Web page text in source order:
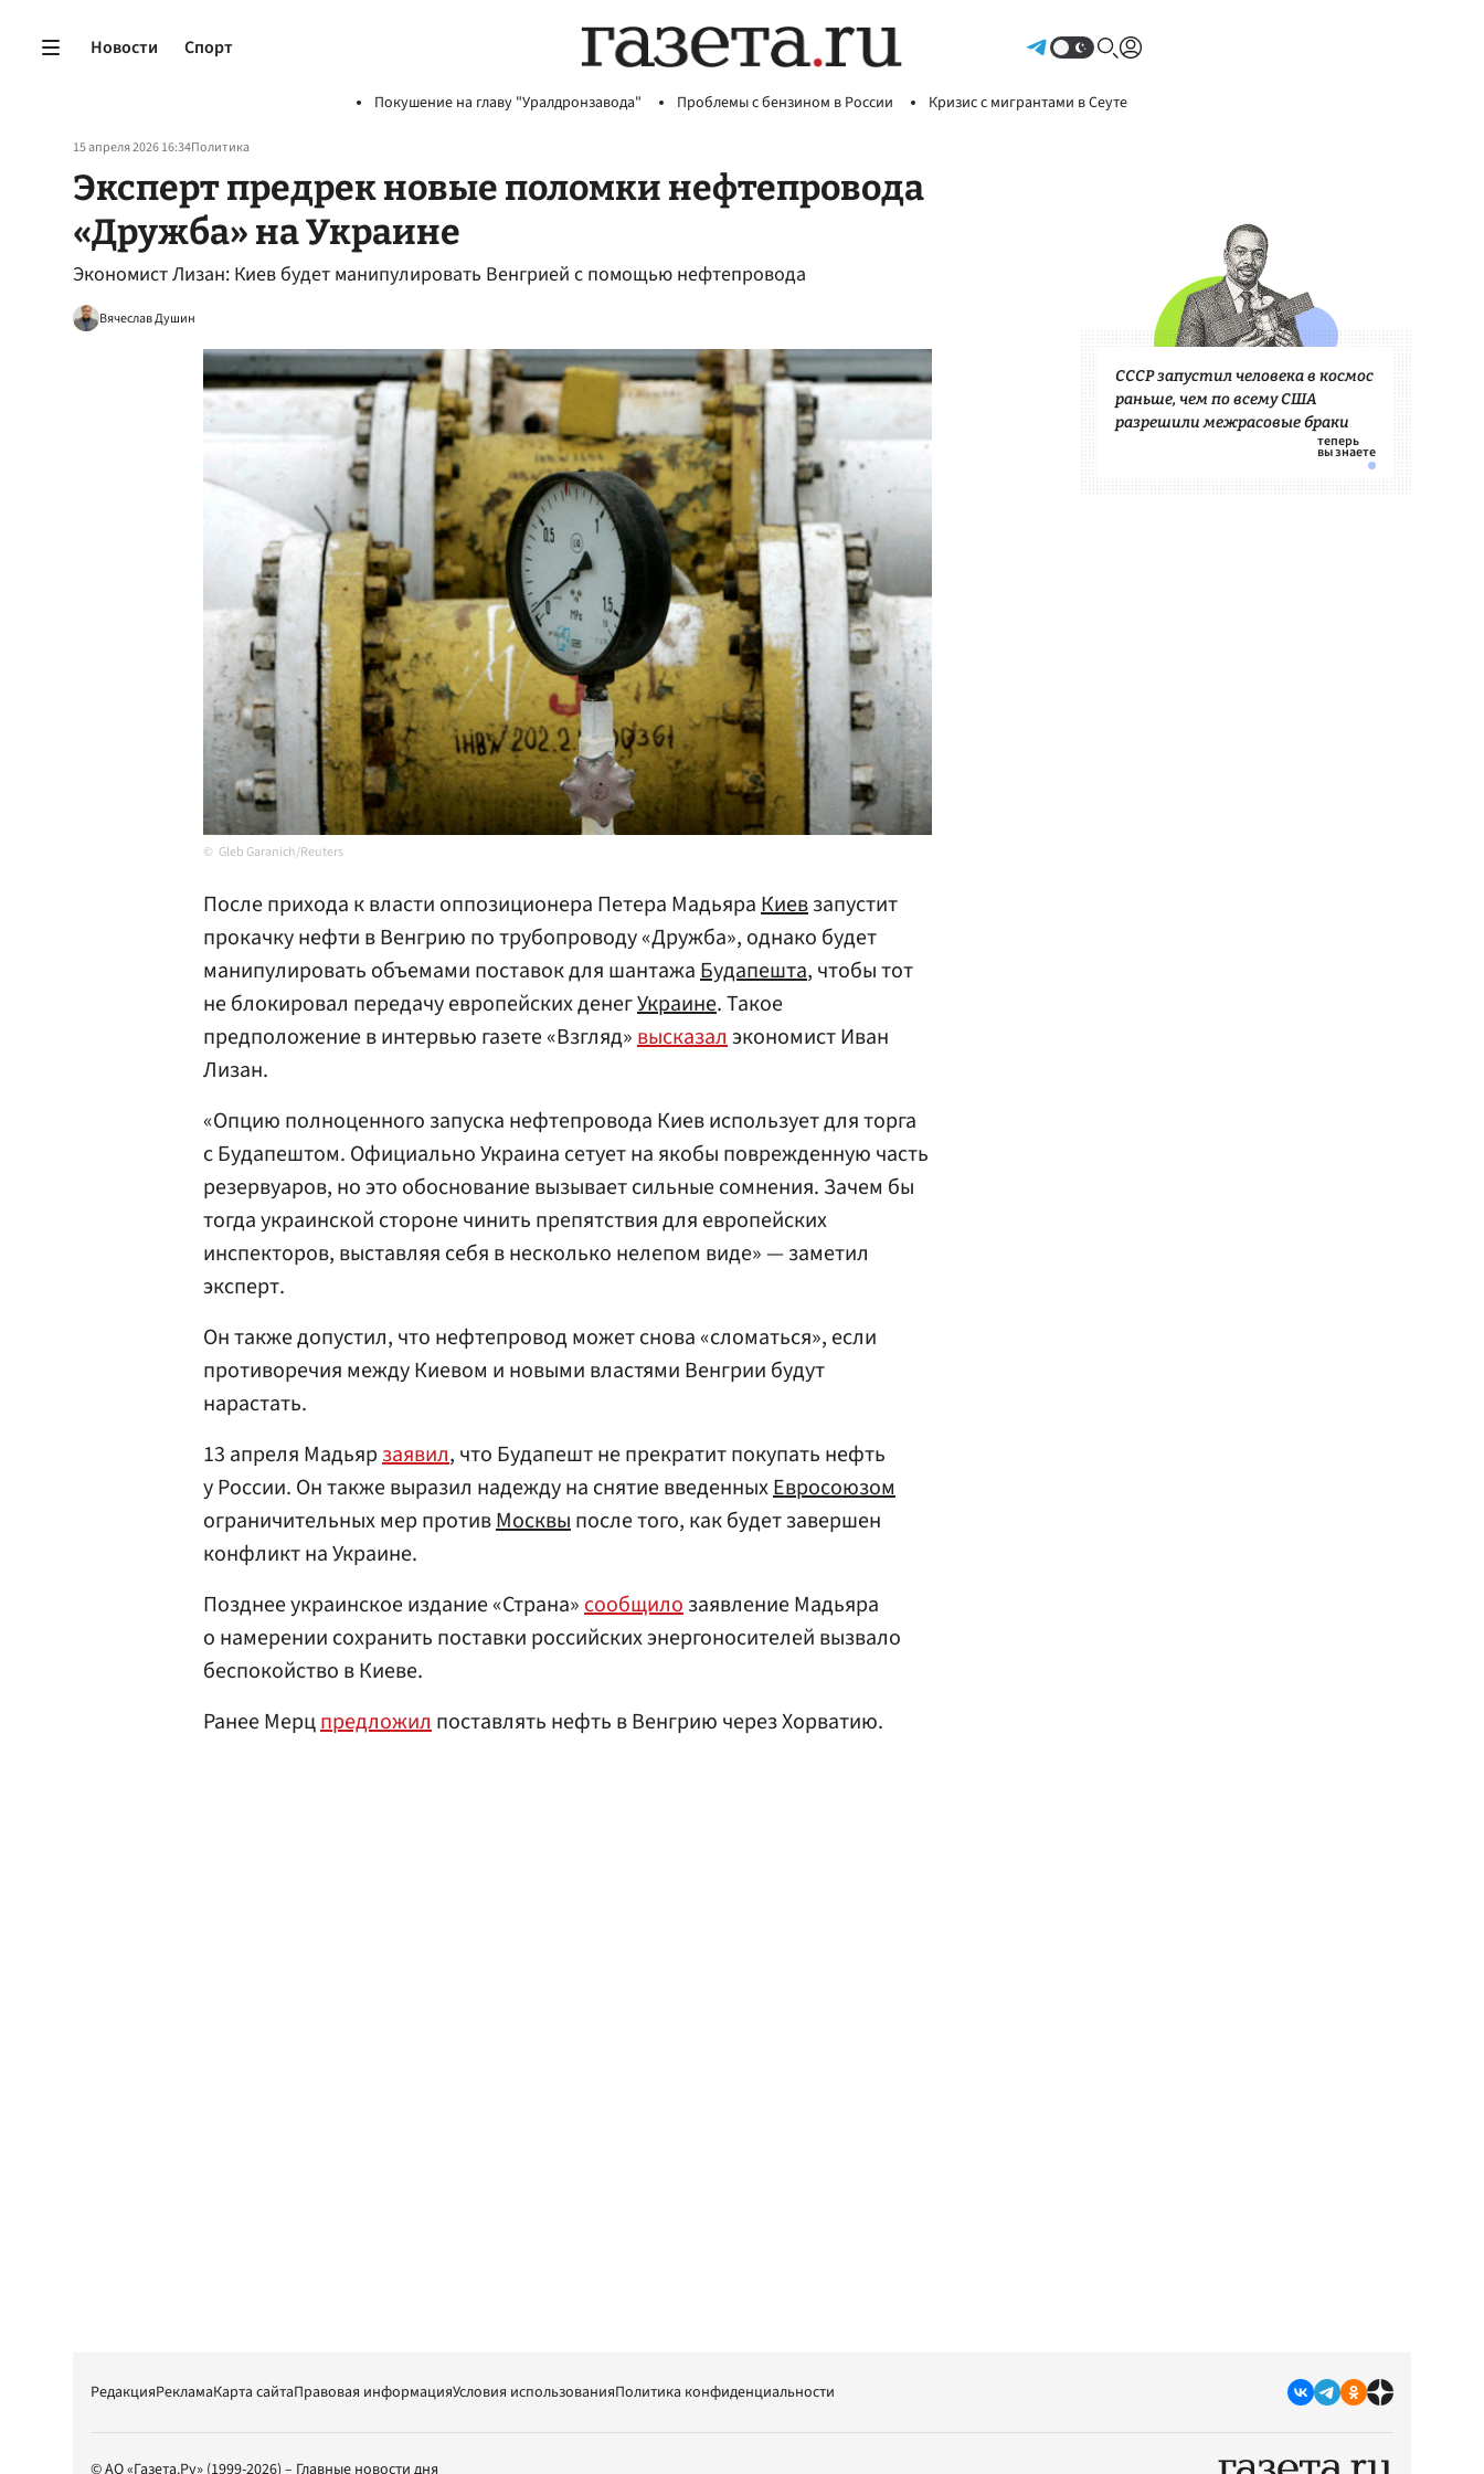
Новости Спорт
Покушение на главу "Уралдронзавода" Проблемы с бензином в России Кризис с мигрантами в Сеуте
15 апреля 2026 16:34Политика
Эксперт предрек новые поломки нефтепровода
«Дружба» на Украине
Экономист Лизан: Киев будет манипулировать Венгрией с помощью нефтепровода
Вячеслав Душин
Gleb Garanich/Reuters
После прихода к власти оппозиционера Петера МадьяраКиевзапустит
прокачку нефти в Венгрию по трубопроводу «Дружба», однако будет
манипулировать объемами поставок для шантажаБудапешта, чтобы тот
не блокировал передачу европейских денегУкраине. Такое
предположение в интервью газете «Взгляд»высказалэкономист Иван
Лизан.
«Опцию полноценного запуска нефтепровода Киев использует для торга
с Будапештом. Официально Украина сетует на якобы поврежденную часть
резервуаров, но это обоснование вызывает сильные сомнения. Зачем бы
тогда украинской стороне чинить препятствия для европейских
инспекторов, выставляя себя в несколько нелепом виде» — заметил
эксперт.
Он также допустил, что нефтепровод может снова «сломаться», если
противоречия между Киевом и новыми властями Венгрии будут
нарастать.
13 апреля Мадьярзаявил, что Будапешт не прекратит покупать нефть
у России. Он также выразил надежду на снятие введенныхЕвросоюзом
ограничительных мер противМосквыпосле того, как будет завершен
конфликт на Украине.
Позднее украинское издание «Страна»сообщилозаявление Мадьяра
о намерении сохранить поставки российских энергоносителей вызвало
беспокойство в Киеве.
Ранее Мерцпредложилпоставлять нефть в Венгрию через Хорватию.
СССР запустил человека в космос
раньше, чем по всему США
разрешили межрасовые браки
РедакцияРекламаКарта сайтаПравовая информацияУсловия использованияПолитика конфиденциальности
© АО «Газета.Ру» (1999-2026) – Главные новости дня